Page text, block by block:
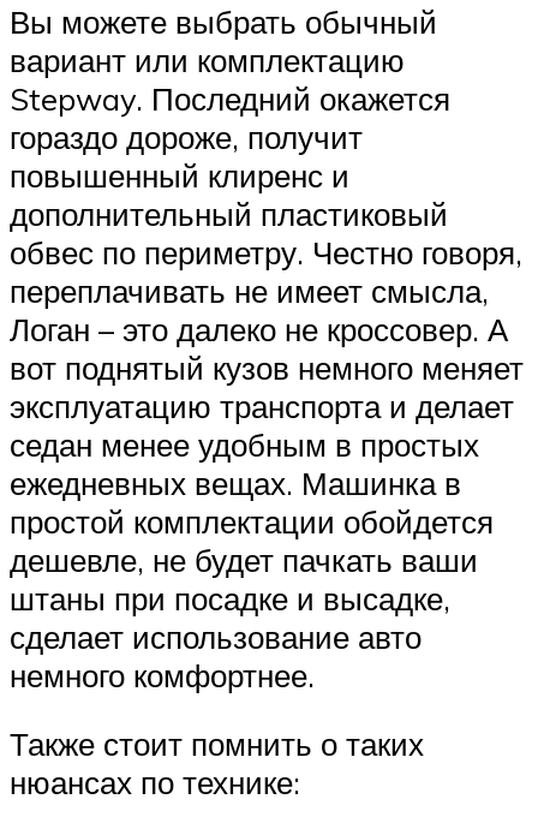
Вы можете выбрать обычный
вариант или комплектацию
Stepway. Последний окажется
гораздо дороже, получит
повышенный клиренс и
дополнительный пластиковый
обвес по периметру. Честно говоря,
переплачивать не имеет смысла,
Логан – это далеко не кроссовер. А
вот поднятый кузов немного меняет
эксплуатацию транспорта и делает
седан менее удобным в простых
ежедневных вещах. Машинка в
простой комплектации обойдется
дешевле, не будет пачкать ваши
штаны при посадке и высадке,
сделает использование авто
немного комфортнее.
Также стоит помнить о таких
нюансах по технике: